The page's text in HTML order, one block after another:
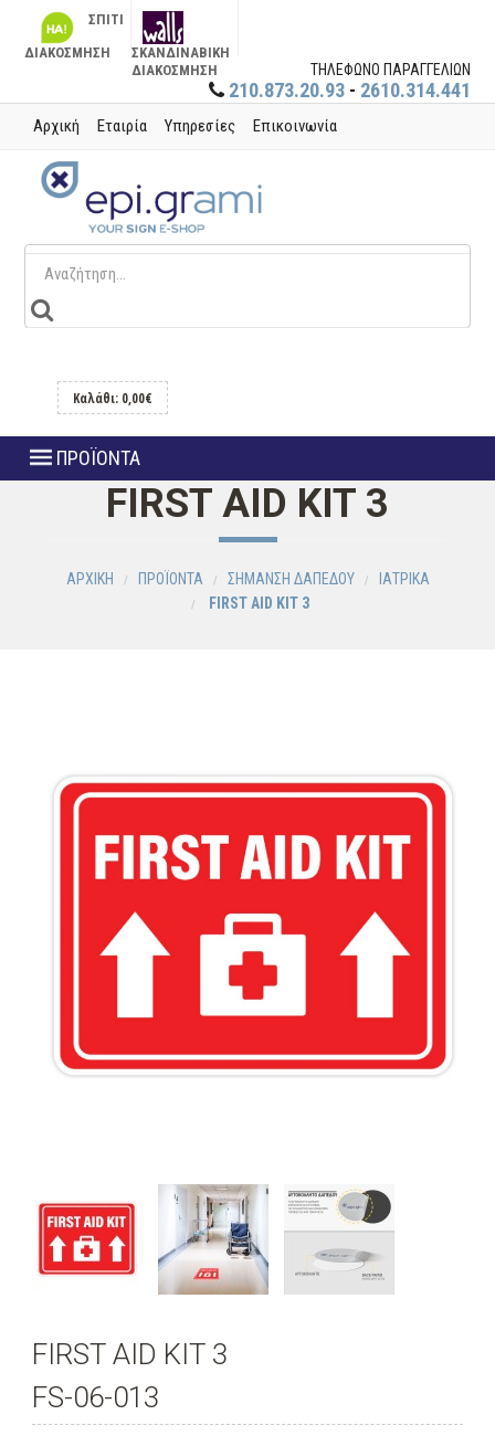
ΣΠΙΤΙ
ΔΙΑΚΟΣΜΗΣΗ
ΣΚΑΝΔΙΝΑΒΙΚΗ
ΔΙΑΚΟΣΜΗΣΗ
ΤΗΛΕΦΩΝΟ ΠΑΡΑΓΓΕΛΙΩΝ
210.873.20.93 - 2610.314.441
Αρχική Εταιρία Υπηρεσίες Επικοινωνία
Καλάθι: 0,00€
ΠΡΟΪΟΝΤΑ
FIRST AID KIT 3
ΑΡΧΙΚΗ ΠΡΟΪΟΝΤΑ ΣΗΜΑΝΣΗ ΔΑΠΕΔΟΥ
ΙΑΤΡΙΚΑ
FIRST AID KIT 3
FIRST AID KIT 3
FS-06-013